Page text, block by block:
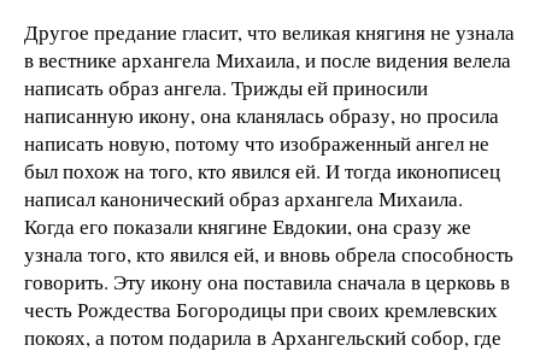
Другое предание гласит, что великая княгиня не узнала
в вестнике архангела Михаила, и после видения велела
написать образ ангела. Трижды ей приносили
написанную икону, она кланялась образу, но просила
написать новую, потому что изображенный ангел не
был похож на того, кто явился ей. И тогда иконописец
написал канонический образ архангела Михаила.
Когда его показали княгине Евдокии, она сразу же
узнала того, кто явился ей, и вновь обрела способность
говорить. Эту икону она поставила сначала в церковь в
честь Рождества Богородицы при своих кремлевских
покоях, а потом подарила в Архангельский собор, где